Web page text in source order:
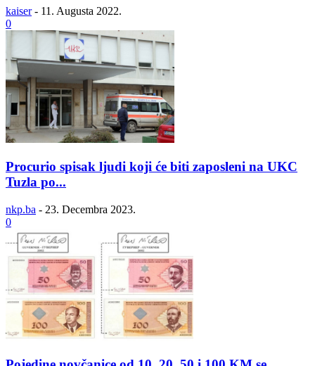
kaiser - 11. Augusta 2022.
0
Procurio spisak ljudi koji će biti zaposleni na UKC
Tuzla po...
nkp.ba - 23. Decembra 2023.
0